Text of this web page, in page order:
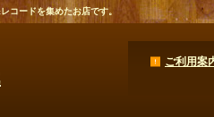
コードを集めたお店です。
ご利用案